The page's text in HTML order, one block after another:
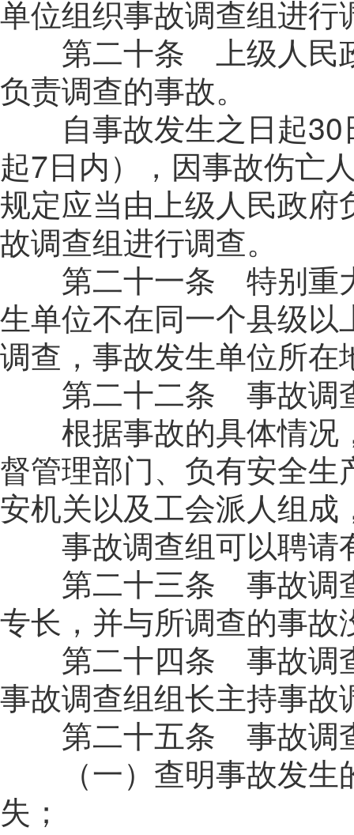
单位组织事故调查组进行
第二十条 上级人民政
负责调查的事故。
自事故发生之日起30
起7日内），因事故伤亡
规定应当由上级人民政
故调查组进行调查。
第二十一条 特别重大
生单位不在同一个县级
调查，事故发生单位所
第二十二条 事故调查
根据事故的具体情况
督管理部门、负有安全
安机关以及工会派人组
事故调查组可以聘请
第二十三条 事故调查
专长，并与所调查的事故
第二十四条 事故调查
事故调查组组长主持事故
第二十五条 事故调
（一）查明事故发生
失；